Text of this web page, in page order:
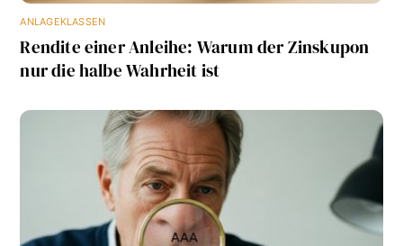
ANLAGEKLASSEN
Rendite einer Anleihe: Warum der Zinskupon
nur die halbe Wahrheit ist